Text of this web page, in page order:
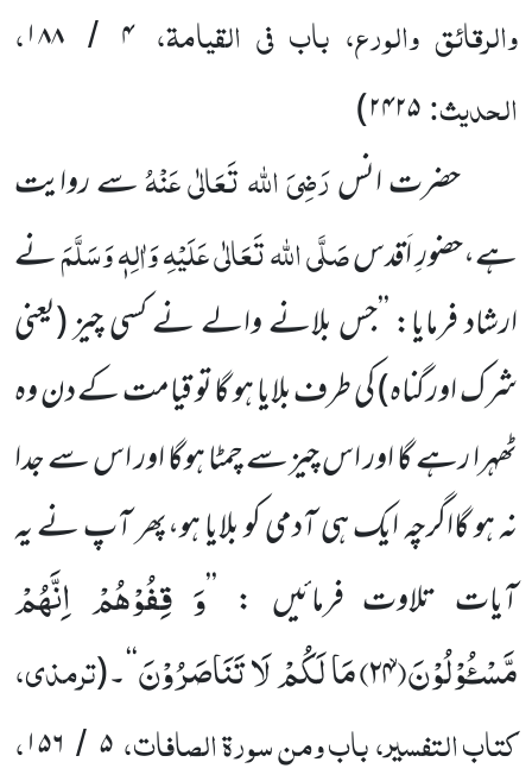
والرقائق والورع، باب فی القیامۃ، ۴ / ۱۸۸،
الحدیث:۲۴۲۵)
حضرت انسرَضِیَ اللہ تَعَالٰی عَنْہُسے روایت
ہے،حضورِ اَقدسصَلَّی اللہ تَعَالٰی عَلَیْہِ وَاٰلِہٖ وَسَلَّمَنے
ارشاد فرمایا: ’’جس بلانے والے نے کسی چیز (یعنی
شرک اور گناہ) کی طرف بلایا ہو گا تو قیامت کے دن وہ
ٹھہرا رہے گا اور اس چیز سے چمٹا ہوگا اور اس سے جدا
نہ ہو گااگرچہ ایک ہی آدمی کو بلایا ہو،پھر آپ نے یہ
آیات تلاوت فرمائیں : ’’وَ قِفُوْهُمْ اِنَّهُمْ
مَّسْـُٔوْلُوْنَۙ(۲۴) مَا لَكُمْ لَا تَنَاصَرُوْنَ‘‘۔(ترمذی،
کتاب التفسیر، باب ومن سورۃ الصافات،۵ / ۱۵۶،